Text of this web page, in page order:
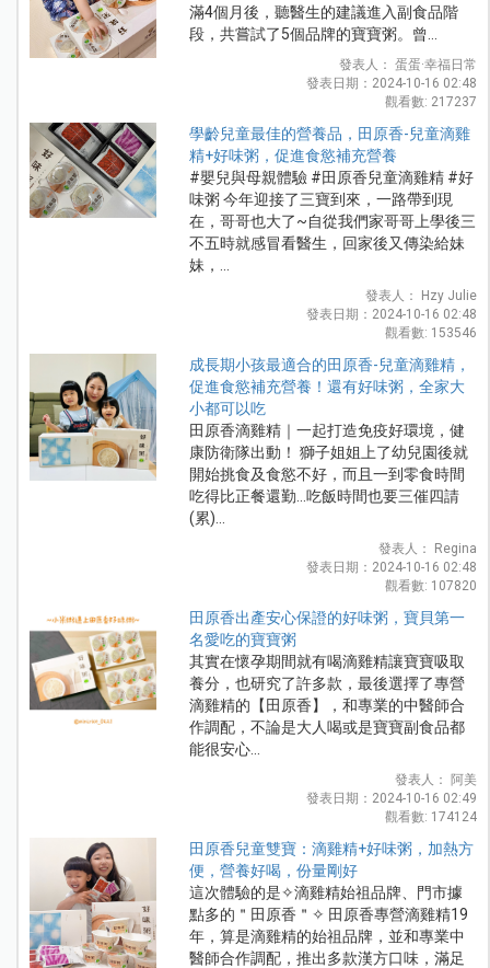
滿4個月後，聽醫生的建議進入副食品階
段，共嘗試了5個品牌的寶寶粥。曾...
發表人： 蛋蛋·幸福日常
發表日期：2024-10-16 02:48
觀看數: 217237
學齡兒童最佳的營養品，田原香-兒童滴雞
精+好味粥，促進食慾補充營養
#嬰兒與母親體驗 #田原香兒童滴雞精 #好
味粥 今年迎接了三寶到來，一路帶到現
在，哥哥也大了~自從我們家哥哥上學後三
不五時就感冒看醫生，回家後又傳染給妹
妹，...
發表人： Hzy Julie
發表日期：2024-10-16 02:48
觀看數: 153546
成長期小孩最適合的田原香-兒童滴雞精，
促進食慾補充營養！還有好味粥，全家大
小都可以吃
田原香滴雞精｜一起打造免疫好環境，健
康防衛隊出動！ 獅子姐姐上了幼兒園後就
開始挑食及食慾不好，而且一到零食時間
吃得比正餐還勤...吃飯時間也要三催四請
(累)...
發表人： Regina
發表日期：2024-10-16 02:48
觀看數: 107820
田原香出產安心保證的好味粥，寶貝第一
名愛吃的寶寶粥
其實在懷孕期間就有喝滴雞精讓寶寶吸取
養分，也研究了許多款，最後選擇了專營
滴雞精的【田原香】，和專業的中醫師合
作調配，不論是大人喝或是寶寶副食品都
能很安心...
發表人： 阿美
發表日期：2024-10-16 02:49
觀看數: 174124
田原香兒童雙寶：滴雞精+好味粥，加熱方
便，營養好喝，份量剛好
這次體驗的是✧滴雞精始祖品牌、門市據
點多的＂田原香＂✧ 田原香專營滴雞精19
年，算是滴雞精的始祖品牌，並和專業中
醫師合作調配，推出多款漢方口味，滿足